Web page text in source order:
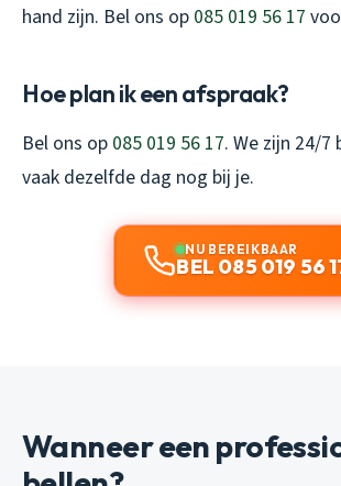
hand zijn. Bel ons op 085 019 56 17
Hoe plan ik een afspraak?
Bel ons op 085 019 56 17. We zijn 24/7
vaak dezelfde dag nog bij je.
NU BEREIKBAAR
BEL 085 019 56
Wanneer een